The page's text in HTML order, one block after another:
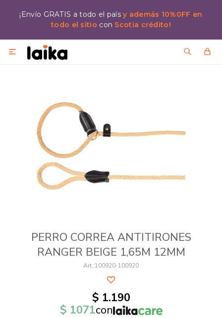
¡Envío GRATIS a todo el paísy además 10%0FF en
todo el sitio con Scotia crédito!

PERRO CORREA ANTITIRONES
RANGER BEIGE 1,65M 12MM
100920-100920
$ 1.190
$ 1071con